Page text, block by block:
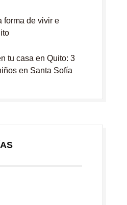
forma de vivir e
tu casa en Quito: 3
en Santa Sofía